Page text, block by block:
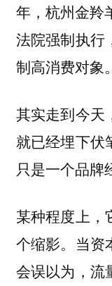
年，杭州金羚
法院强制执行
制高消费对象。
其实走到今天
就已经埋下伏
只是一个品牌
某种程度上，
个缩影。当资
会误以为，流